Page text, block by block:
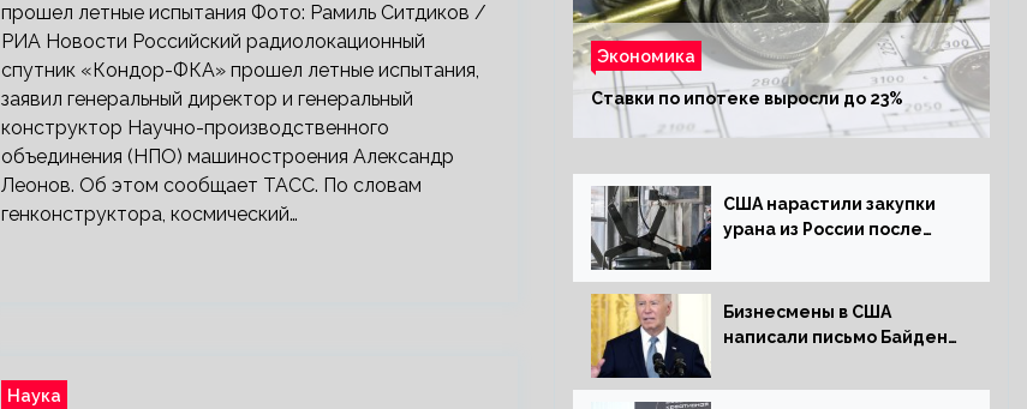
прошел летные испытания Фото: Рамиль Ситдиков /
РИА Новости Российский радиолокационный
спутник «Кондор-ФКА» прошел летные испытания,
заявил генеральный директор и генеральный
конструктор Научно-производственного
объединения (НПО) машиностроения Александр
Леонов. Об этом сообщает ТАСС. По словам
генконструктора, космический…
Наука
Экономика
Ставки по ипотеке выросли до 23%
США нарастили закупки
урана из России после
него
Бизнесмены в США
написали письмо Байдену
выборов